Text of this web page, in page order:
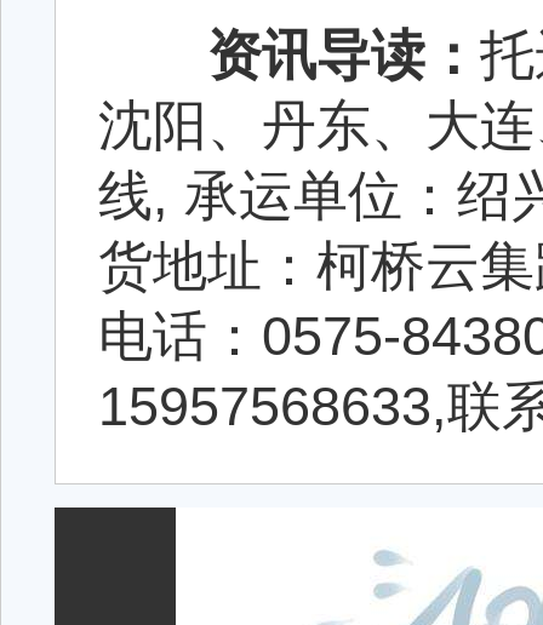
资讯导读：
沈阳、丹东、大
线, 承运单位：绍
货地址：柯桥云
电话：0575-
15957568633,联